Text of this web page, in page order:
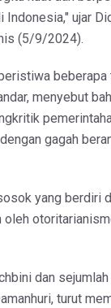
ujar
(5/9/2024).
beberapa
menyebut
gagah
yang berdiri
dan
turut